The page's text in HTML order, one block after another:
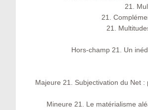
21.
21.
21.
Hors-champ 21. Un
Majeure 21. Subjectivation du Net :
Mineure 21. Le matérialisme